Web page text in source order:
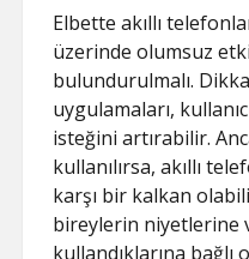
Elbette akıllı
üzerinde olumsuz
bulundurulmalı.
uygulamaları,
isteğini artırabilir.
kullanılırsa, akıllı
karşı bir kalkan
bireylerin niyetlerine
kullandıklarına